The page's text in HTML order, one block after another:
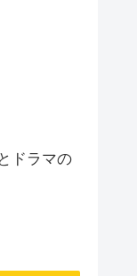
ドラマの